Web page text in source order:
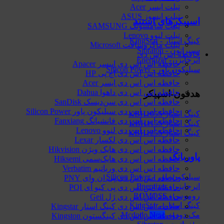
اسپیکرهای استند
کینگ استار - KingStar
سیبراتون - Sibraton
انرجایزر - Energizer
سیلیکون پاور - Silicon Power
هدفون-اسپیکر
کینگ استار KBH105S
کینگ استار KBH115S
کینگ استار KBH125S
پاوربانک
سیلیکون پاور - Silicon Power
انرجایزر - Energizer
روموس - ROMOSS
کینگ استار - KingStar
مک دودو - Mcdodo
تبلت ایسر Acer
تبلت ایسوز ASUS
تبلت سامسونگ SAMSUNG
تبلت لنوو Lenovo
تبلت ماکروسافت Microsoft
حافظه اس اس دی
حافظه اس اس دی اپیسر Apacer
حافظه اس اس دی اچ پی HP
حافظه اس اس دی ایسر Acer
حافظه اس اس دی داهوا Dahua
حافظه اس اس دی سن‌دیسک SanDisk
حافظه اس اس دی سیلیکون پاور Silicon Power
حافظه اس اس دی فانشیانگ Fanxiang
حافظه اس اس دی لنوو Lenovo
حافظه اس اس دی لکسار Lexar
حافظه اس اس دی هایک‌ ویژن Hikvision
حافظه اس اس دی هایک‌سمی Hiksemi
حافظه اس اس دی ورباتیم Verbatim
حافظه اس اس دی پی ان وای PNY
حافظه اس اس دی پی کیو آی PQI
حافظه اس اس دی ژل Geil
حافظه اس اس دی کینگ استار Kingstar
حافظه اس اس دی کینگستون Kingston